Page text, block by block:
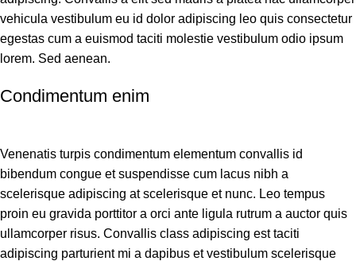
vehicula vestibulum eu id dolor adipiscing leo quis consectetur
egestas cum a euismod taciti molestie vestibulum odio ipsum
lorem. Sed aenean.
Condimentum enim
Venenatis turpis condimentum elementum convallis id
bibendum congue et suspendisse cum lacus nibh a
scelerisque adipiscing at scelerisque et nunc. Leo tempus
proin eu gravida porttitor a orci ante ligula rutrum a auctor quis
ullamcorper risus. Convallis class adipiscing est taciti
adipiscing parturient mi a dapibus et vestibulum scelerisque